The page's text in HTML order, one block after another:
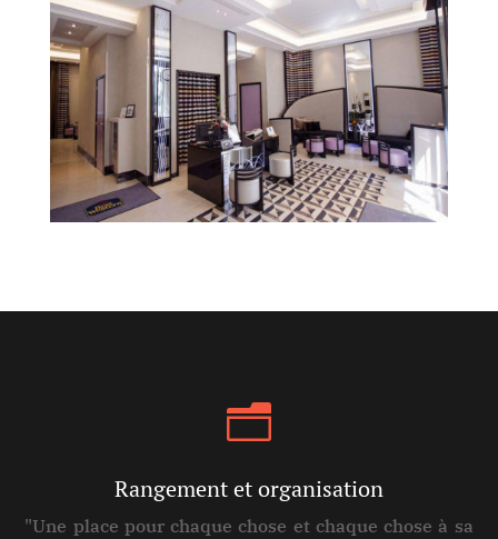
n
Rangement et organisation
"Une place pour chaque chose et chaque chose à sa